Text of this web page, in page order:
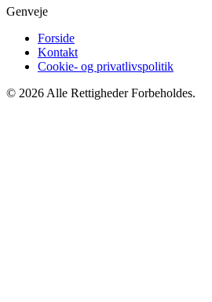
Genveje
Forside
Kontakt
Cookie- og privatlivspolitik
© 2026 Alle Rettigheder Forbeholdes.